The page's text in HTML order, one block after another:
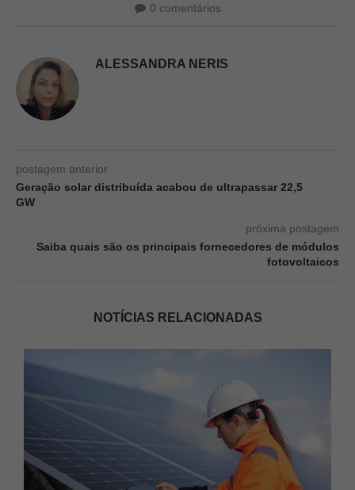
0 comentários
ALESSANDRA NERIS
postagem anterior
Geração solar distribuída acabou de ultrapassar 22,5
GW
próxima postagem
Saiba quais são os principais fornecedores de módulos
fotovoltaicos
NOTÍCIAS RELACIONADAS